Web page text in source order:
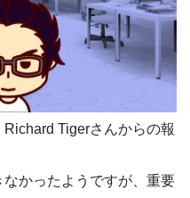
Tigerさんからの報
かったようですが、重要